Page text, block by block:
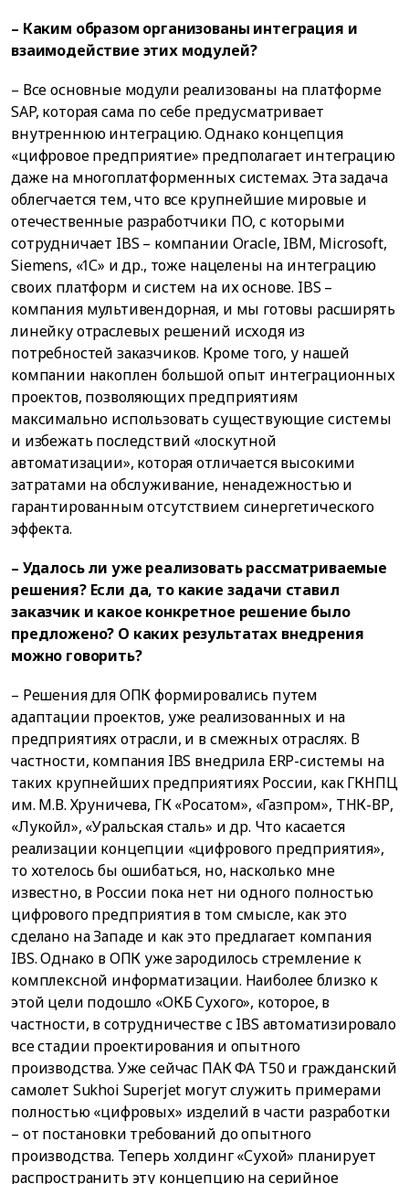
– Каким образом организованы интеграция и
взаимодействие этих модулей?
– Все основные модули реализованы на платформе
SAP, которая сама по себе предусматривает
внутреннюю интеграцию. Однако концепция
«цифровое предприятие» предполагает интеграцию
даже на многоплатформенных системах. Эта задача
облегчается тем, что все крупнейшие мировые и
отечественные разработчики ПО, с которыми
сотрудничает IBS – компании Oracle, IBM, Microsoft,
Siemens, «1С» и др., тоже нацелены на интеграцию
своих платформ и систем на их основе. IBS –
компания мультивендорная, и мы готовы расширять
линейку отраслевых решений исходя из
потребностей заказчиков. Кроме того, у нашей
компании накоплен большой опыт интеграционных
проектов, позволяющих предприятиям
максимально использовать существующие системы
и избежать последствий «лоскутной
автоматизации», которая отличается высокими
затратами на обслуживание, ненадежностью и
гарантированным отсутствием синергетического
эффекта.
– Удалось ли уже реализовать рассматриваемые
решения? Если да, то какие задачи ставил
заказчик и какое конкретное решение было
предложено? О каких результатах внедрения
можно говорить?
– Решения для ОПК формировались путем
адаптации проектов, уже реализованных и на
предприятиях отрасли, и в смежных отраслях. В
частности, компания IBS внедрила ERP-системы на
таких крупнейших предприятиях России, как ГКНПЦ
им. М.В. Хруничева, ГК «Росатом», «Газпром», ТНК-ВР,
«Лукойл», «Уральская сталь» и др. Что касается
реализации концепции «цифрового предприятия»,
то хотелось бы ошибаться, но, насколько мне
известно, в России пока нет ни одного полностью
цифрового предприятия в том смысле, как это
сделано на Западе и как это предлагает компания
IBS. Однако в ОПК уже зародилось стремление к
комплексной информатизации. Наиболее близко к
этой цели подошло «ОКБ Сухого», которое, в
частности, в сотрудничестве с IBS автоматизировало
все стадии проектирования и опытного
производства. Уже сейчас ПАК ФА Т50 и гражданский
самолет Sukhoi Superjet могут служить примерами
полностью «цифровых» изделий в части разработки
– от постановки требований до опытного
производства. Теперь холдинг «Сухой» планирует
распространить эту концепцию на серийное